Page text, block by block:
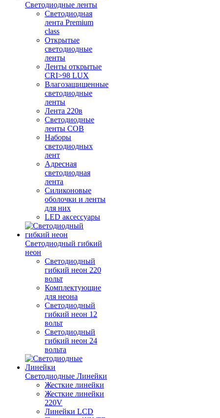
Светодиодные ленты
Светодиодная
лента Premium
class
Открытые
светодиодные
ленты
Ленты открытые
CRI>98 LUX
Влагозащищенные
светодиодные
ленты
Лента 220в
Светодиодные
ленты COB
Наборы
светодиодных
лент
Адресная
светодиодная
лента
Силиконовые
оболочки и ленты
для них
LED аксессуары
Светодиодный гибкий
неон
Светодиодный
гибкий неон 220
вольт
Комплектующие
для неона
Светодиодный
гибкий неон 12
вольт
Светодиодный
гибкий неон 24
вольта
Светодиодные Линейки
Жесткие линейки
Жесткие линейки
220V
Линейки LCD